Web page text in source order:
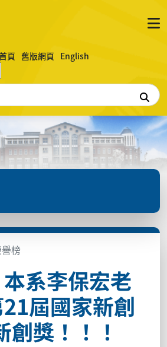
頁 舊版網頁 English
搜尋
榜
系李保宏老
屆國家新創
創獎！！！